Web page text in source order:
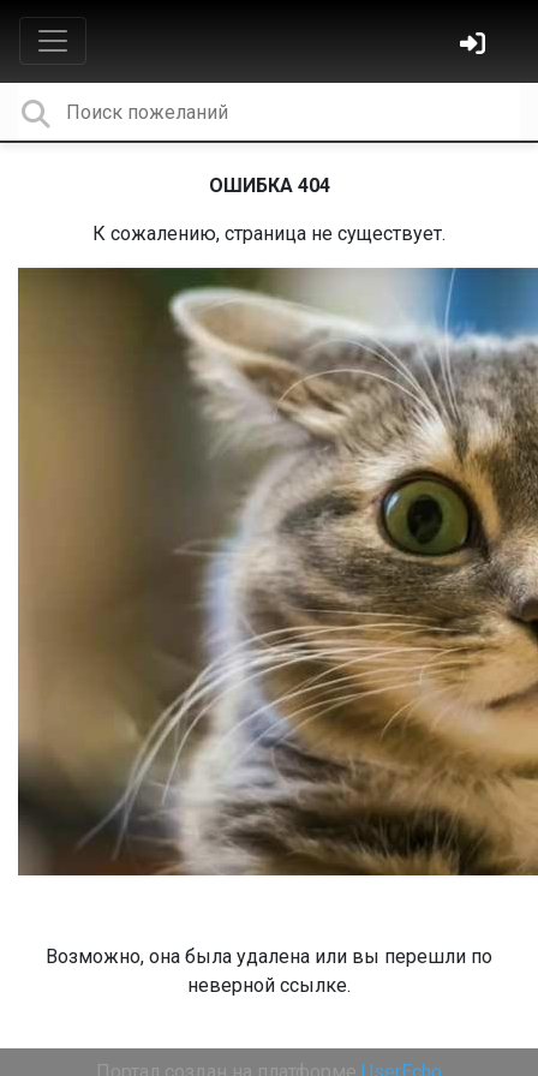
ОШИБКА 404
К сожалению, страница не существует.
Возможно, она была удалена или вы перешли по
неверной ссылке.